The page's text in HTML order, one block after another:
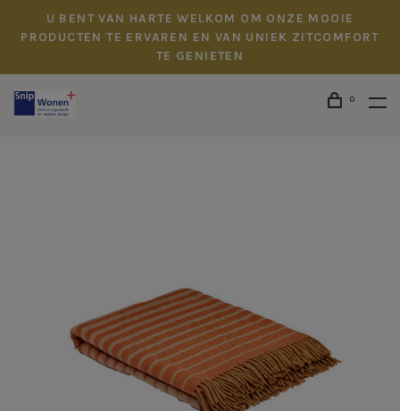
U BENT VAN HARTE WELKOM OM ONZE MOOIE
PRODUCTEN TE ERVAREN EN VAN UNIEK ZITCOMFORT
TE GENIETEN
0